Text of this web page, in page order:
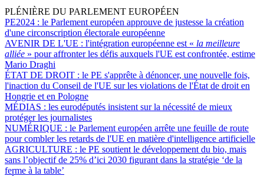
PLÉNIÈRE DU PARLEMENT EUROPÉEN
PE2024 : le Parlement européen approuve de justesse la création
d'une circonscription électorale européenne
AVENIR DE L'UE : l'intégration européenne est « la meilleure
alliée » pour affronter les défis auxquels l'UE est confrontée, estime
Mario Draghi
ÉTAT DE DROIT : le PE s'apprête à dénoncer, une nouvelle fois,
l'inaction du Conseil de l'UE sur les violations de l'État de droit en
Hongrie et en Pologne
MÉDIAS : les eurodéputés insistent sur la nécessité de mieux
protéger les journalistes
NUMÉRIQUE : le Parlement européen arrête une feuille de route
pour combler les retards de l'UE en matière d'intelligence artificielle
AGRICULTURE : le PE soutient le développement du bio, mais
sans l’objectif de 25% d’ici 2030 figurant dans la stratégie ‘de la
ferme à la table’